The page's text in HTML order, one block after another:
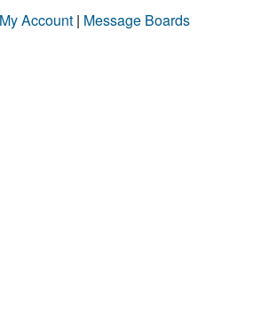
My Account | Message Boards